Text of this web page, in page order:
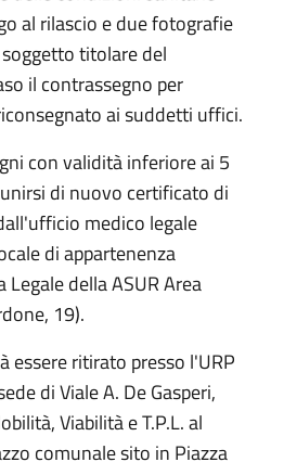
al rilascio e due fotografie
titolare del
il contrassegno per
ai suddetti uffici.
con validità inferiore ai 5
di nuovo certificato di
medico legale
di appartenenza
della ASUR Area
19).
essere ritirato presso l'URP
di Viale A. De Gasperi,
Viabilità e T.P.L. al
comunale sito in Piazza